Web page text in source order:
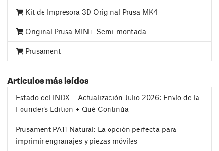
Kit de Impresora 3D Original Prusa MK4
Original Prusa MINI+ Semi-montada
Prusament
Artículos más leídos
Estado del INDX – Actualización Julio 2026: Envío de la
Founder’s Edition + Qué Continúa
Prusament PA11 Natural: La opción perfecta para
imprimir engranajes y piezas móviles